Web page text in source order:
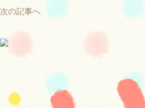
次の記事へ